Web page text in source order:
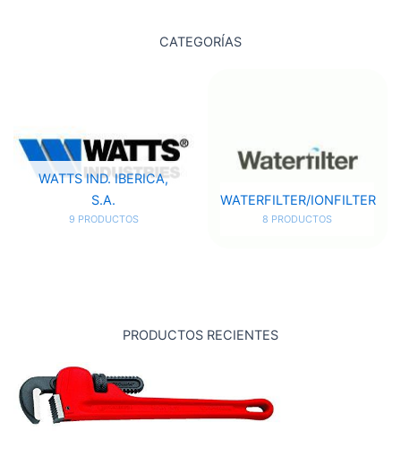
CATEGORÍAS
WATTS IND. IBERICA,
S.A.
9 PRODUCTOS
WATERFILTER/IONFILTER
8 PRODUCTOS
PRODUCTOS RECIENTES